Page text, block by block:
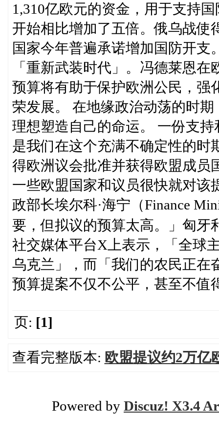
1,310亿欧元的资金，用于支持
开始相比增加了五倍。俄乌战使
国家今年普遍承诺增加国防开支
「重新武装时代」。冯德莱恩
预算将有助于保护欧洲公民，强
荣发展。 在地缘政治动荡的时
理想塑造自己的命运。 一份支
是我们在这个充满不确定性的时
得欧洲议会批准并获得欧盟成员
一些欧盟国家和议员很快就对该
政部长埃尔科·海宁（Finance
要，但拟议的预算太高。」匈牙
社交媒体平台X上表示，「全球
乌克兰」，而「我们的农民正在
预算提案不仅不公平，甚至不值
页: [1]
查看完整版本: 欧盟提议约2万亿
Powered by Discuz! X3.4